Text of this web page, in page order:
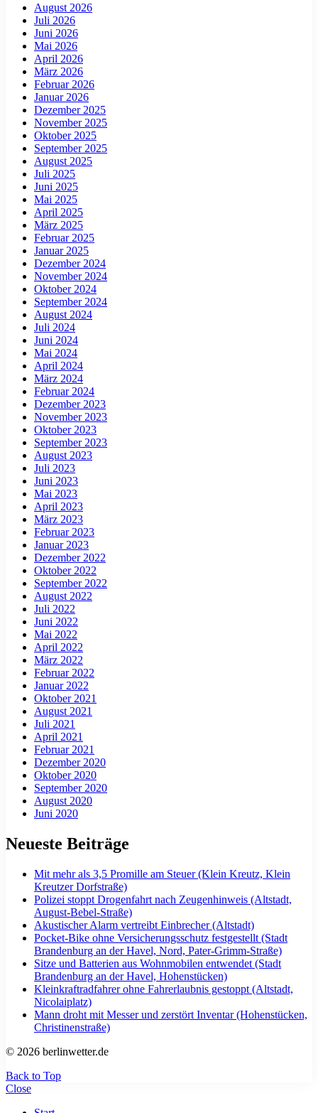
August 2026
Juli 2026
Juni 2026
Mai 2026
April 2026
März 2026
Februar 2026
Januar 2026
Dezember 2025
November 2025
Oktober 2025
September 2025
August 2025
Juli 2025
Juni 2025
Mai 2025
April 2025
März 2025
Februar 2025
Januar 2025
Dezember 2024
November 2024
Oktober 2024
September 2024
August 2024
Juli 2024
Juni 2024
Mai 2024
April 2024
März 2024
Februar 2024
Dezember 2023
November 2023
Oktober 2023
September 2023
August 2023
Juli 2023
Juni 2023
Mai 2023
April 2023
März 2023
Februar 2023
Januar 2023
Dezember 2022
Oktober 2022
September 2022
August 2022
Juli 2022
Juni 2022
Mai 2022
April 2022
März 2022
Februar 2022
Januar 2022
Oktober 2021
August 2021
Juli 2021
April 2021
Februar 2021
Dezember 2020
Oktober 2020
September 2020
August 2020
Juni 2020
Neueste Beiträge
Mit mehr als 3,5 Promille am Steuer (Klein Kreutz, Klein
Kreutzer Dorfstraße)
Polizei stoppt Drogenfahrt nach Zeugenhinweis (Altstadt,
August-Bebel-Straße)
Akustischer Alarm vertreibt Einbrecher (Altstadt)
Pocket-Bike ohne Versicherungsschutz festgestellt (Stadt
Brandenburg an der Havel, Nord, Pater-Grimm-Straße)
Sitze und Batterien aus Wohnmobilen entwendet (Stadt
Brandenburg an der Havel, Hohenstücken)
Kleinkraftradfahrer ohne Fahrerlaubnis gestoppt (Altstadt,
Nicolaiplatz)
Mann droht mit Messer und zerstört Inventar (Hohenstücken,
Christinenstraße)
© 2026 berlinwetter.de
Back to Top
Close